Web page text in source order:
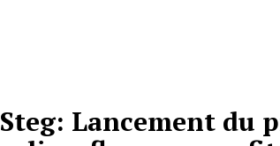
Steg: Lancement du